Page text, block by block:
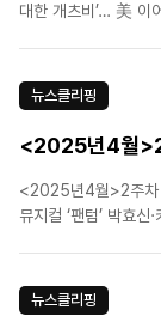
대한 개츠비’… 美 이
로…팝업으로 또 만난
뉴스클리핑
<2025년4월
<2025년4월>2주차
뮤지컬 ‘팬텀’ 박효
만에 돌아온 뮤지컬 '
뉴스클리핑